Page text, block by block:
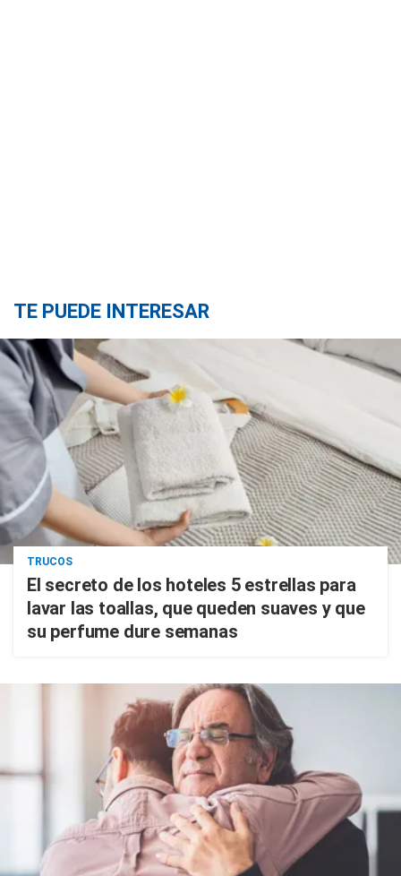
TE PUEDE INTERESAR
TRUCOS
El secreto de los hoteles 5 estrellas para
lavar las toallas, que queden suaves y que
su perfume dure semanas